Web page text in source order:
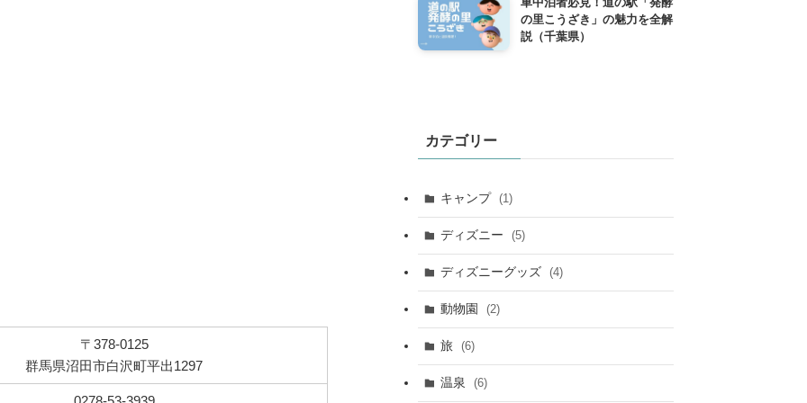
〒378-0125
群馬県沼田市白沢町平出1297
の里こうざき」の魅力を全解
説（千葉県）
カテゴリー
キャンプ (1)
ディズニー (5)
ディズニーグッズ (4)
動物園 (2)
旅 (6)
温泉 (6)